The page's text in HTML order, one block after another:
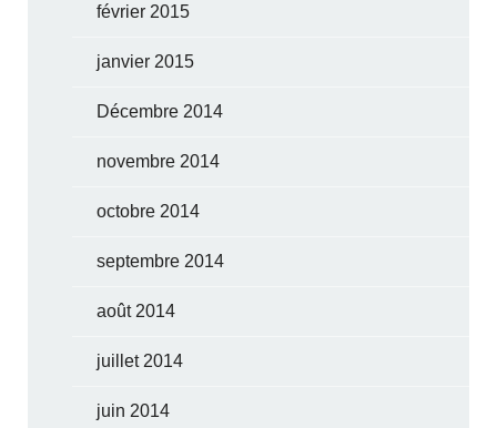
février 2015
janvier 2015
Décembre 2014
novembre 2014
octobre 2014
septembre 2014
août 2014
juillet 2014
juin 2014